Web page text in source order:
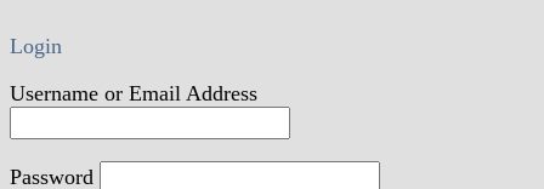
Login
Username or Email Address
Password